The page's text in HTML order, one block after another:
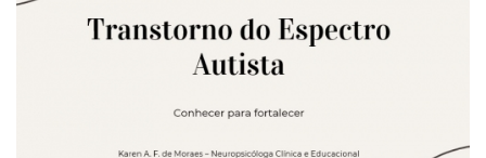
TRABALHE CONOSCO